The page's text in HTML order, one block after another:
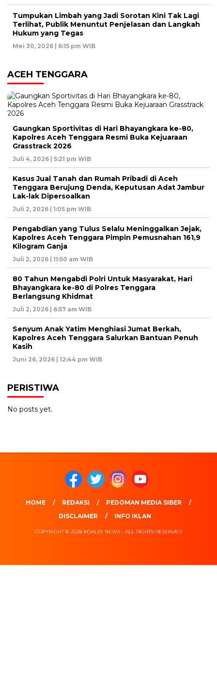
Tumpukan Limbah yang Jadi Sorotan Kini Tak Lagi
Terlihat, Publik Menuntut Penjelasan dan Langkah
Hukum yang Tegas
Mei 30, 2026 | 6:15 pm WIB
ACEH TENGGARA
Gaungkan Sportivitas di Hari Bhayangkara ke-80,
Kapolres Aceh Tenggara Resmi Buka Kejuaraan
Grasstrack 2026
Juli 4, 2026 | 5:21 pm WIB
Kasus Jual Tanah dan Rumah Pribadi di Aceh
Tenggara Berujung Denda, Keputusan Adat Jambur
Lak-lak Dipersoalkan
Juli 2, 2026 | 1:05 pm WIB
Pengabdian yang Tulus Selalu Meninggalkan Jejak,
Kapolres Aceh Tenggara Pimpin Pemusnahan 161,9
Kilogram Ganja
Juli 2, 2026 | 11:50 am WIB
80 Tahun Mengabdi Polri Untuk Masyarakat, Hari
Bhayangkara ke-80 di Polres Tenggara
Berlangsung Khidmat
Juli 2, 2026 | 6:57 am WIB
Senyum Anak Yatim Menghiasi Jumat Berkah,
Kapolres Aceh Tenggara Salurkan Bantuan Penuh
Kasih
Juni 26, 2026 | 12:44 pm WIB
PERISTIWA
No posts yet.
HOME REDAKSI
PEDOMAN MEDIA SIBER
DISCLAIMER
INFO IKLAN
COPYRIGHT © 2026 KOALISI NEWS - ALL RIGHTS RESERVED